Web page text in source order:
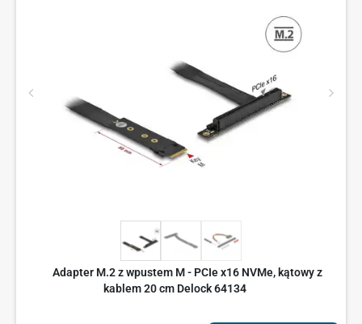
Adapter M.2 z wpustem M - PCIe x16 NVMe, kątowy z
kablem 20 cm Delock 64134